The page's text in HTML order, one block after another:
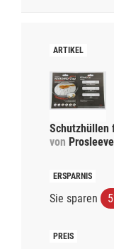
Schutzhüllen
von Prosleeve
Sie sparen